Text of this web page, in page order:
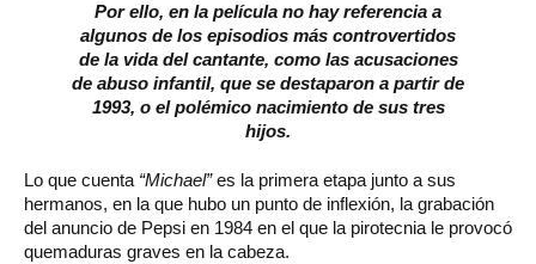
Por ello, en la película no hay referencia a
algunos de los episodios más controvertidos
de la vida del cantante, como las acusaciones
de abuso infantil, que se destaparon a partir de
1993, o el polémico nacimiento de sus tres
hijos.
Lo que cuenta “Michael”es la primera etapa junto a sus
hermanos, en la que hubo un punto de inflexión, la grabación
del anuncio de Pepsi en 1984 en el que la pirotecnia le provocó
quemaduras graves en la cabeza.